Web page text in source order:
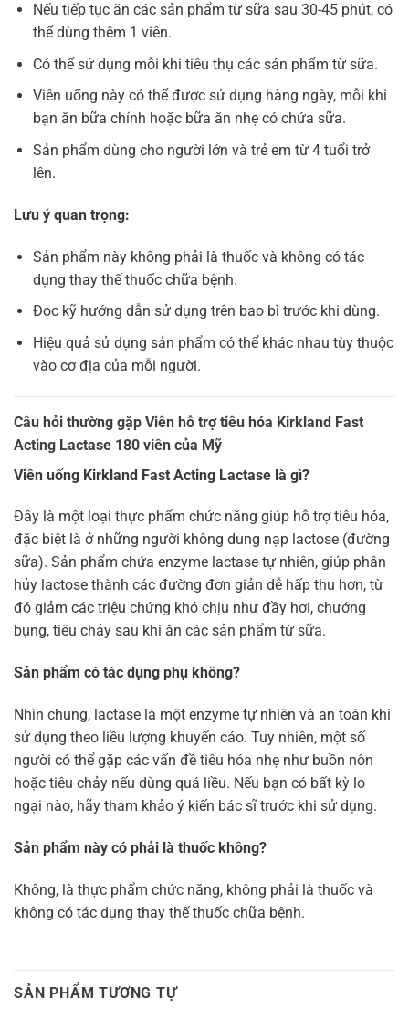
Nếu tiếp tục ăn các sản phẩm từ sữa sau 30-45 phút, có
thể dùng thêm 1 viên.
Có thể sử dụng mỗi khi tiêu thụ các sản phẩm từ sữa.
Viên uống này có thể được sử dụng hàng ngày, mỗi khi
bạn ăn bữa chính hoặc bữa ăn nhẹ có chứa sữa.
Sản phẩm dùng cho người lớn và trẻ em từ 4 tuổi trở
lên.
Lưu ý quan trọng:
Sản phẩm này không phải là thuốc và không có tác
dụng thay thế thuốc chữa bệnh.
Đọc kỹ hướng dẫn sử dụng trên bao bì trước khi dùng.
Hiệu quả sử dụng sản phẩm có thể khác nhau tùy thuộc
vào cơ địa của mỗi người.
Câu hỏi thường gặp Viên hỗ trợ tiêu hóa Kirkland Fast
Acting Lactase 180 viên của Mỹ
Viên uống Kirkland Fast Acting Lactase là gì?
Đây là một loại thực phẩm chức năng giúp hỗ trợ tiêu hóa,
đặc biệt là ở những người không dung nạp lactose (đường
sữa). Sản phẩm chứa enzyme lactase tự nhiên, giúp phân
hủy lactose thành các đường đơn giản dễ hấp thu hơn, từ
đó giảm các triệu chứng khó chịu như đầy hơi, chướng
bụng, tiêu chảy sau khi ăn các sản phẩm từ sữa.
Sản phẩm có tác dụng phụ không?
Nhìn chung, lactase là một enzyme tự nhiên và an toàn khi
sử dụng theo liều lượng khuyến cáo. Tuy nhiên, một số
người có thể gặp các vấn đề tiêu hóa nhẹ như buồn nôn
hoặc tiêu chảy nếu dùng quá liều. Nếu bạn có bất kỳ lo
ngại nào, hãy tham khảo ý kiến bác sĩ trước khi sử dụng.
Sản phẩm này có phải là thuốc không?
Không, là thực phẩm chức năng, không phải là thuốc và
không có tác dụng thay thế thuốc chữa bệnh.
SẢN PHẨM TƯƠNG TỰ